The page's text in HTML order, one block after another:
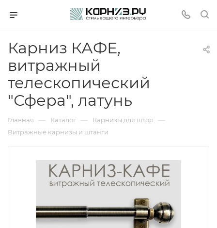
Карниз КАФЕ,
витражный
телескопический
"Сфера", латунь
Главная — Каталог — Карнизы для штор —
Витражные карнизы и штанги